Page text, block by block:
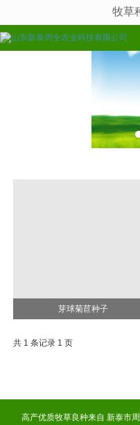
牧草
芽球菊苣种子
共 1 条记录 1 页
高产优质牧草良种来自 新泰市